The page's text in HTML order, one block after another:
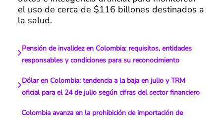
el uso de cerca de $116 billones destinados a
la salud.
Pensión de invalidez en Colombia: requisitos, entidades
responsables y condiciones para su reconocimiento
Dólar en Colombia: tendencia a la baja en julio y TRM
oficial para el 24 de julio según cifras del sector financiero
Colombia avanza en la prohibición de importación de